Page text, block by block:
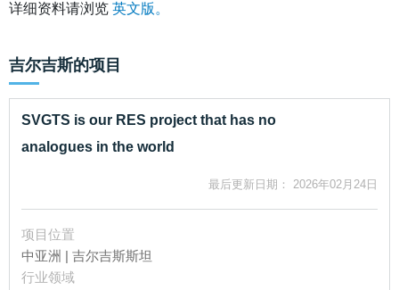
详细资料请浏览 英文版。
吉尔吉斯的项目
SVGTS is our RES project that has no
analogues in the world
最后更新日期： 2026年02月24日
项目位置
中亚洲 | 吉尔吉斯斯坦
行业领域